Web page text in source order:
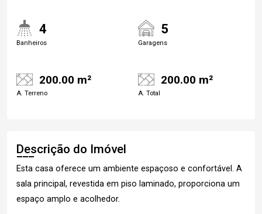
4
Banheiros
5
Garagens
200.00 m²
A. Terreno
200.00 m²
A. Total
Descrição do Imóvel
Esta casa oferece um ambiente espaçoso e confortável. A
sala principal, revestida em piso laminado, proporciona um
espaço amplo e acolhedor.